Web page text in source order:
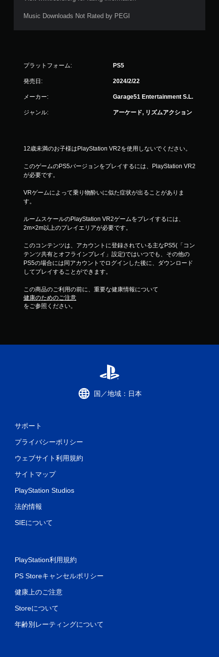
Music Downloads Not Rated by PEGI
プラットフォーム: PS5
発売日: 2024/2/22
メーカー: Garage51 Entertainment S.L.
ジャンル: アーケード, リズムアクション
12歳未満のお子様はPlayStation VR2を使用しないでください。
このゲームのPS5バージョンをプレイするには、PlayStation VR2
が必要です。
VRゲームによって乗り物酔いに似た症状が出ることがありま
す。
ルームスケールのPlayStation VR2ゲームをプレイするには、
2m×2m以上のプレイエリアが必要です。
このコンテンツは、アカウントに登録されている主なPS5(「コン
テンツ共有とオフラインプレイ」設定)ではいつでも、その他の
PS5の場合には同アカウントでログインした後に、ダウンロード
してプレイすることができます。
この商品のご利用の前に、重要な健康情報について
健康のためのご注意
をご参照ください。
国／地域：日本
サポート
プライバシーポリシー
ウェブサイト利用規約
サイトマップ
PlayStation Studios
法的情報
SIEについて
PlayStation利用規約
PS Storeキャンセルポリシー
健康上のご注意
Storeについて
年齢別レーティングについて